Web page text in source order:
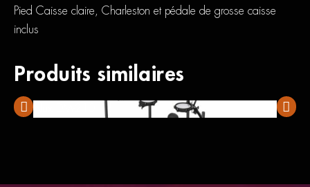
Pied Caisse claire, Charleston et pédale de grosse caisse
inclus
Produits similaires
NUX